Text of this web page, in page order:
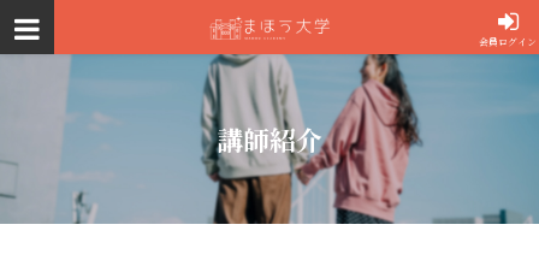
会員ログイン
講師紹介